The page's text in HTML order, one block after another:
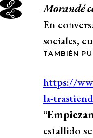
Morandé
En
sociales,
TAMBIÉN
“
estallido